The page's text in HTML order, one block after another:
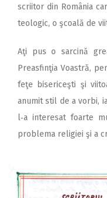
scriitor din România
teologic, o şcoală de
Aţi pus o sarcină
Preasfinţia Voastră,
feţe bisericeşti şi
anumit stil de a vorbi,
l‑a interesat foarte
problema religiei şi a